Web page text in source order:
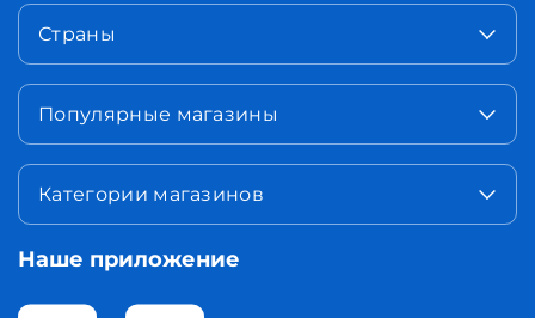
Страны
Популярные магазины
Категории магазинов
Наше приложение